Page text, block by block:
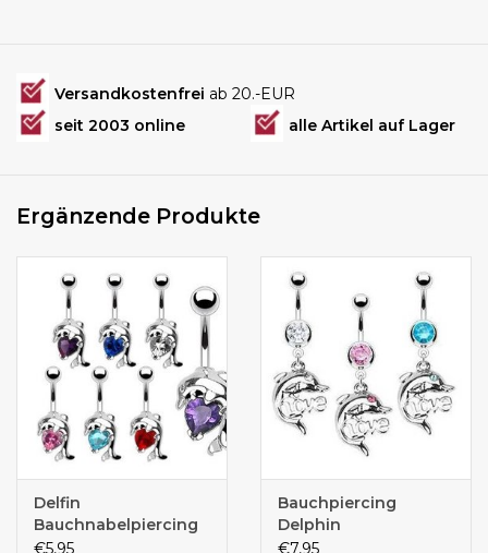
Versandkostenfrei ab 20.-EUR
seit 2003 online
alle Artikel auf Lager
Ergänzende Produkte
Delfin
Bauchnabelpiercing
€5,95
Bauchpiercing
Delphin
€7,95